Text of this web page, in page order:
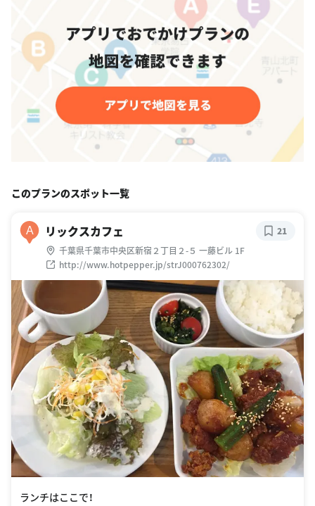
このプランのスポット一覧
A リックスカフェ
千葉県千葉市中央区新宿２丁目２-５ 一藤ビル 1F
http://www.hotpepper.jp/strJ000762302/
21
ランチはここで！